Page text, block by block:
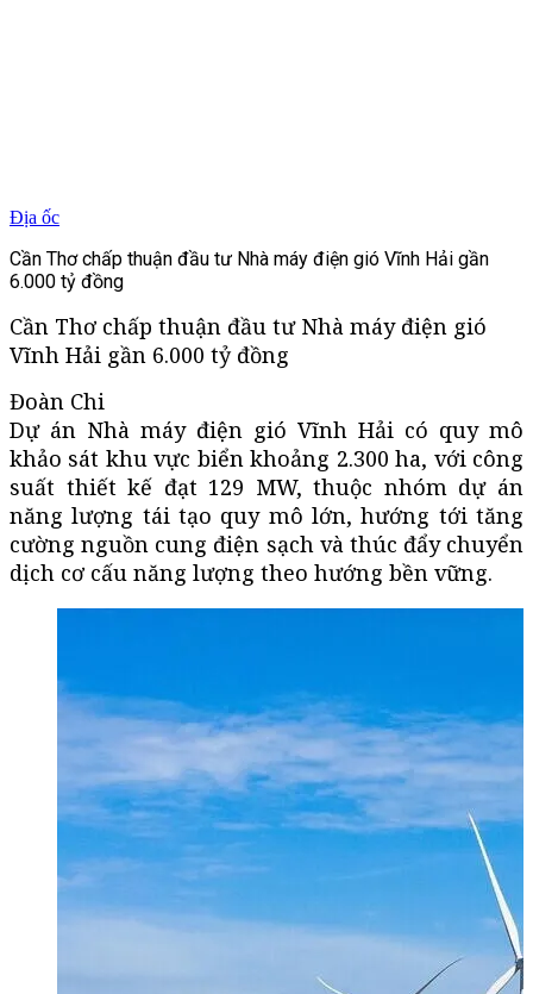
Địa ốc
Cần Thơ chấp thuận đầu tư Nhà máy điện gió Vĩnh Hải gần
6.000 tỷ đồng
Cần Thơ chấp thuận đầu tư Nhà máy điện gió
Vĩnh Hải gần 6.000 tỷ đồng
Đoàn Chi
Dự án Nhà máy điện gió Vĩnh Hải có quy mô
khảo sát khu vực biển khoảng 2.300 ha, với công
suất thiết kế đạt 129 MW, thuộc nhóm dự án
năng lượng tái tạo quy mô lớn, hướng tới tăng
cường nguồn cung điện sạch và thúc đẩy chuyển
dịch cơ cấu năng lượng theo hướng bền vững.